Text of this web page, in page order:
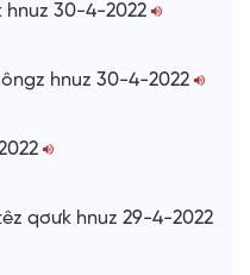
hnuz 30-4-2022
hnuz 30-4-2022
qơưk hnuz 29-4-2022